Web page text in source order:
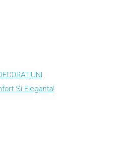
Si Eleganta!